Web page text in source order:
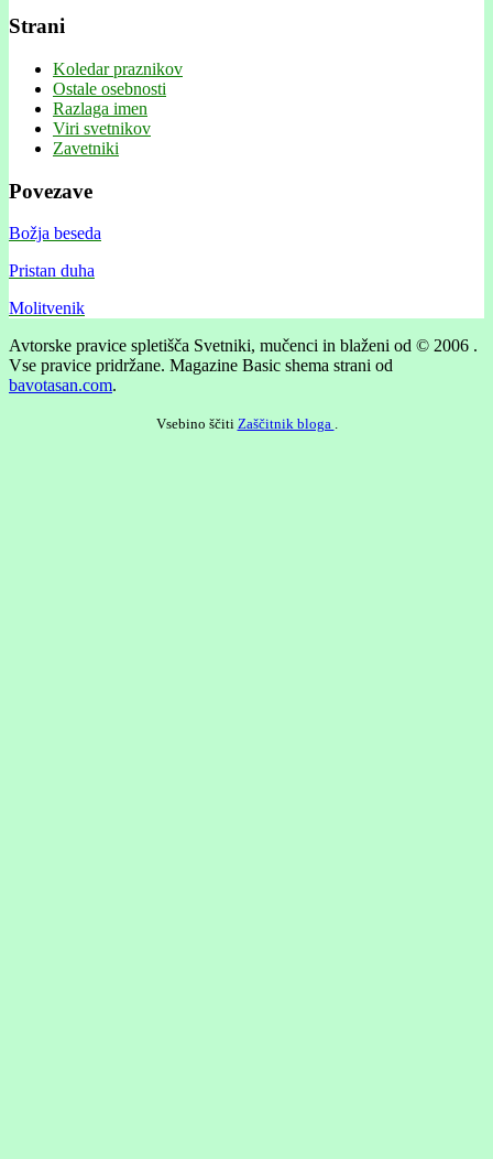
Strani
Koledar praznikov
Ostale osebnosti
Razlaga imen
Viri svetnikov
Zavetniki
Povezave
Božja beseda
Pristan duha
Molitvenik
Avtorske pravice spletišča Svetniki, mučenci in blaženi od © 2006 .
Vse pravice pridržane. Magazine Basic shema strani od
bavotasan.com.
Vsebino ščiti Zaščitnik bloga .